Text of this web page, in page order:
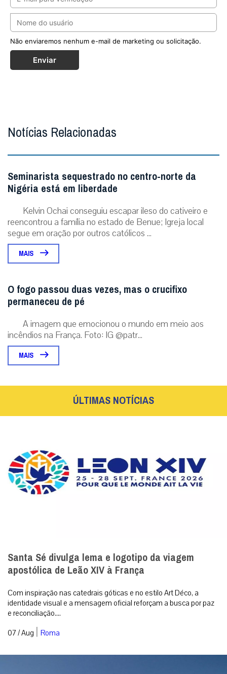
Não enviaremos nenhum e-mail de marketing ou solicitação.
Enviar
Notícias Relacionadas
Seminarista sequestrado no centro-norte da
Nigéria está em liberdade
Kelvin Ochai conseguiu escapar ileso do cativeiro e
reencontrou a família no estado de Benue; Igreja local
segue em oração por outros católicos ...
MAIS
O fogo passou duas vezes, mas o crucifixo
permaneceu de pé
A imagem que emocionou o mundo em meio aos
incêndios na França. Foto: IG @patr...
MAIS
ÚLTIMAS NOTÍCIAS
Santa Sé divulga lema e logotipo da viagem
apostólica de Leão XIV à França
Com inspiração nas catedrais góticas e no estilo Art Déco, a
identidade visual e a mensagem oficial reforçam a busca por paz
e reconciliação....
07 / Aug | Roma